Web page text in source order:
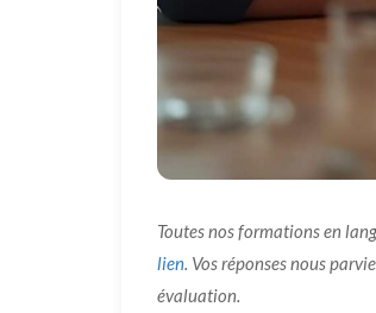
Toutes nos formations en
lien. Vos réponses nous
évaluation.